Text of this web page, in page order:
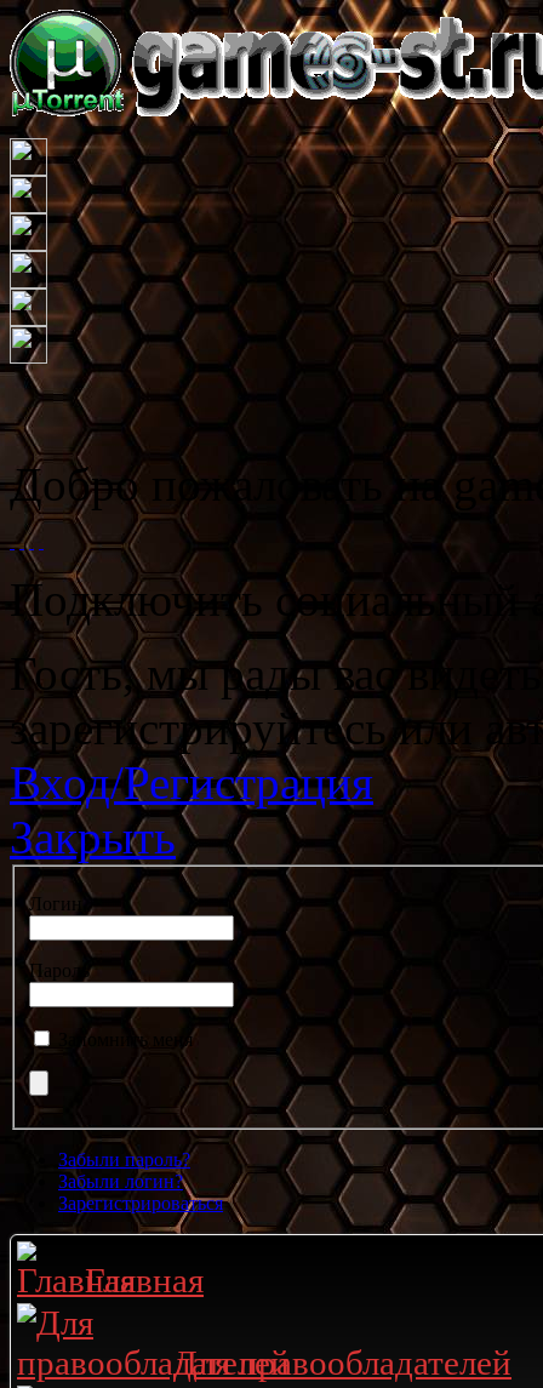
Игровой
Добро пожаловать на
Подключить социальный
Гость, мы рады вас
зарегистрируйтесь или
Вход/Регистрация
Закрыть
Логин
Пароль
Запомнить меня
Забыли пароль?
Забыли логин?
Зарегистрироваться
Главная
Для правообладателей